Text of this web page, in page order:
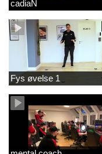
cadiaN
Fys øvelse 1